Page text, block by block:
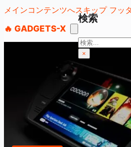
メインコンテンツへスキップ フッ
🔥 GADGETS-X
検索
検
索×